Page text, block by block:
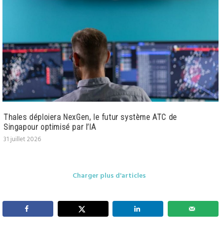
Thales déploiera NexGen, le futur système ATC de
Singapour optimisé par l’IA
31 juillet 2026
Charger plus d'articles